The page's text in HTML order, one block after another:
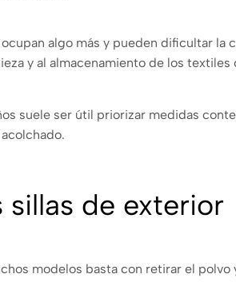
algo más y pueden dificultar la
y al almacenamiento de los textiles
suele ser útil priorizar medidas
de exterior
modelos basta con retirar el